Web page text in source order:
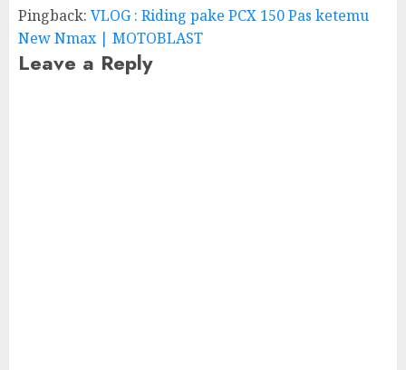
Pingback: VLOG : Riding pake PCX 150 Pas ketemu
New Nmax | MOTOBLAST
Leave a Reply